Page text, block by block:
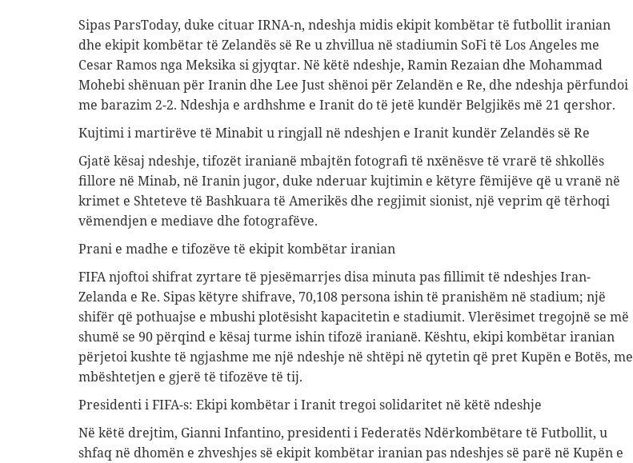
Sipas ParsToday, duke cituar IRNA-n, ndeshja midis ekipit kombëtar të futbollit iranian
dhe ekipit kombëtar të Zelandës së Re u zhvillua në stadiumin SoFi të Los Angeles me
Cesar Ramos nga Meksika si gjyqtar. Në këtë ndeshje, Ramin Rezaian dhe Mohammad
Mohebi shënuan për Iranin dhe Lee Just shënoi për Zelandën e Re, dhe ndeshja përfundoi
me barazim 2-2. Ndeshja e ardhshme e Iranit do të jetë kundër Belgjikës më 21 qershor.
Kujtimi i martirëve të Minabit u ringjall në ndeshjen e Iranit kundër Zelandës së Re
Gjatë kësaj ndeshje, tifozët iranianë mbajtën fotografi të nxënësve të vrarë të shkollës
fillore në Minab, në Iranin jugor, duke nderuar kujtimin e këtyre fëmijëve që u vranë në
krimet e Shteteve të Bashkuara të Amerikës dhe regjimit sionist, një veprim që tërhoqi
vëmendjen e mediave dhe fotografëve.
Prani e madhe e tifozëve të ekipit kombëtar iranian
FIFA njoftoi shifrat zyrtare të pjesëmarrjes disa minuta pas fillimit të ndeshjes Iran-
Zelanda e Re. Sipas këtyre shifrave, 70,108 persona ishin të pranishëm në stadium; një
shifër që pothuajse e mbushi plotësisht kapacitetin e stadiumit. Vlerësimet tregojnë se më
shumë se 90 përqind e kësaj turme ishin tifozë iranianë. Kështu, ekipi kombëtar iranian
përjetoi kushte të ngjashme me një ndeshje në shtëpi në qytetin që pret Kupën e Botës, me
mbështetjen e gjerë të tifozëve të tij.
Presidenti i FIFA-s: Ekipi kombëtar i Iranit tregoi solidaritet në këtë ndeshje
Në këtë drejtim, Gianni Infantino, presidenti i Federatës Ndërkombëtare të Futbollit, u
shfaq në dhomën e zhveshjes së ekipit kombëtar iranian pas ndeshjes së parë në Kupën e